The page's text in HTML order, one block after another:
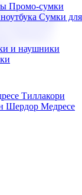
Промо-сумки
Сумки для
и наушники
Тиллакори
Шердор Медресе